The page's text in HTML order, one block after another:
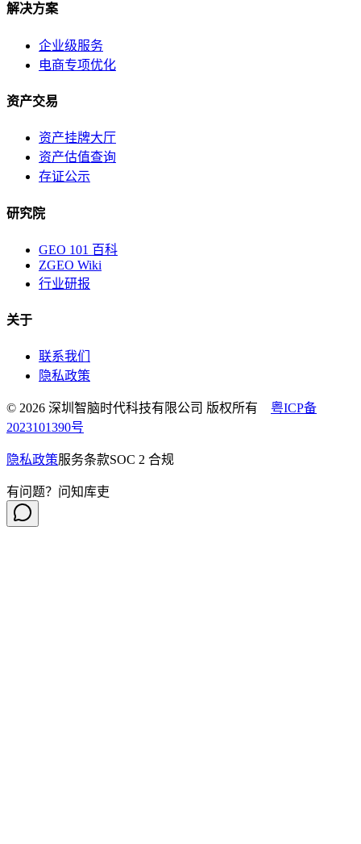
解决方案
企业级服务
电商专项优化
资产交易
资产挂牌大厅
资产估值查询
存证公示
研究院
GEO 101 百科
ZGEO Wiki
行业研报
关于
联系我们
隐私政策
© 2026 深圳智脑时代科技有限公司 版权所有 粤ICP备
2023101390号
隐私政策服务条款SOC 2 合规
有问题？问知库吏